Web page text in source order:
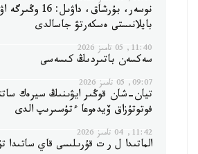
نوسەر، بۇرشاق، داۋىل:
بايلانىستى ەسكەرتۋ جاسالدى
11:40, 05 تامىز 2026
سەكسەن باتىردىڭ كىسەسى
09:07, 05 تامىز 2026
تيان-شان قوڭىر ايۋىنىڭ سيرەك
فوتوتۇزاق ۆيدەوعا ءتۇسىرىپ الدى
11:42, 04 تامىز 2026
الماتىدا ل ر ت قۇرىلىسى قاي ساتىدا